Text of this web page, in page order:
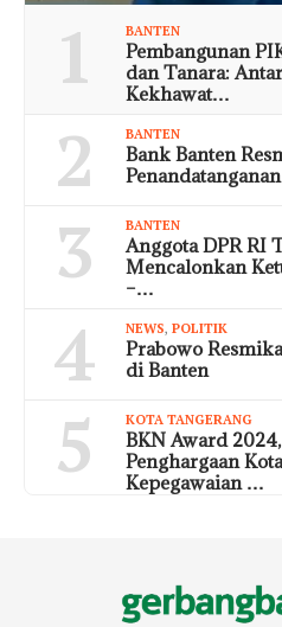
1 BANTEN
Pembangunan
dan Tanara:
Kekhawat…
2 BANTEN
Bank Banten
3 BANTEN
Anggota DPR RI
Mencalonkan
–…
4 NEWS, POLITIK
Prabowo
di Banten
5 KOTA TANGERANG
BKN Award
Penghargaan
Kepegawaian …